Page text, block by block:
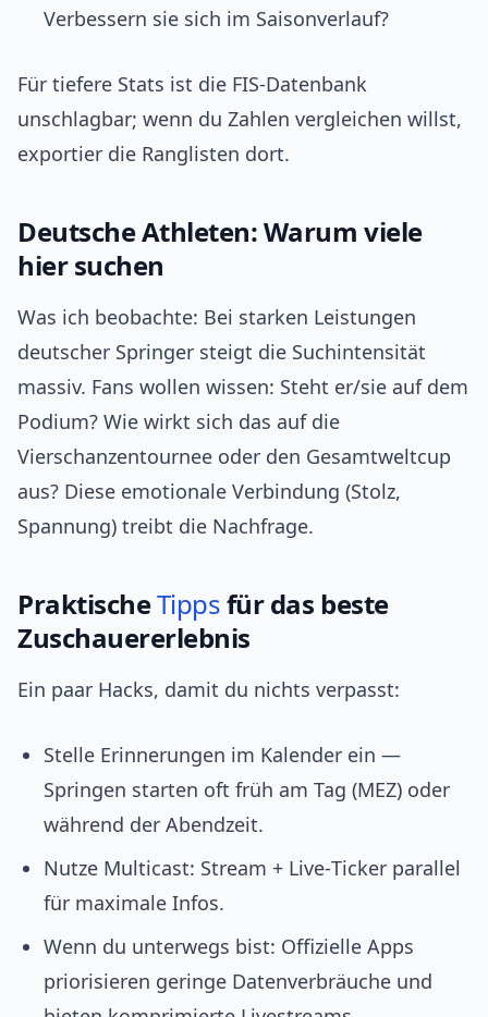
Verbessern sie sich im Saisonverlauf?
Für tiefere Stats ist die FIS‑Datenbank
unschlagbar; wenn du Zahlen vergleichen willst,
exportier die Ranglisten dort.
Deutsche Athleten: Warum viele
hier suchen
Was ich beobachte: Bei starken Leistungen
deutscher Springer steigt die Suchintensität
massiv. Fans wollen wissen: Steht er/sie auf dem
Podium? Wie wirkt sich das auf die
Vierschanzentournee oder den Gesamtweltcup
aus? Diese emotionale Verbindung (Stolz,
Spannung) treibt die Nachfrage.
PraktischeTippsfür das beste
Zuschauererlebnis
Ein paar Hacks, damit du nichts verpasst:
Stelle Erinnerungen im Kalender ein —
Springen starten oft früh am Tag (MEZ) oder
während der Abendzeit.
Nutze Multicast: Stream + Live‑Ticker parallel
für maximale Infos.
Wenn du unterwegs bist: Offizielle Apps
priorisieren geringe Datenverbräuche und